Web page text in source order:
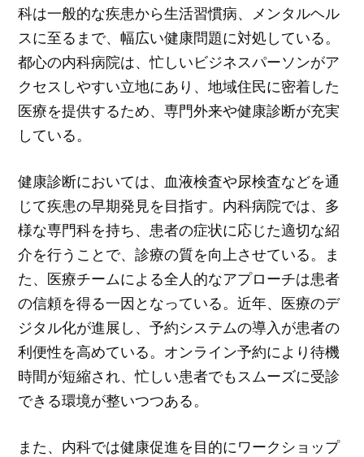
科は一般的な疾患から生活習慣病、メンタルヘル
スに至るまで、幅広い健康問題に対処している。
都心の内科病院は、忙しいビジネスパーソンがア
クセスしやすい立地にあり、地域住民に密着した
医療を提供するため、専門外来や健康診断が充実
している。
健康診断においては、血液検査や尿検査などを通
じて疾患の早期発見を目指す。内科病院では、多
様な専門科を持ち、患者の症状に応じた適切な紹
介を行うことで、診療の質を向上させている。ま
た、医療チームによる全人的なアプローチは患者
の信頼を得る一因となっている。近年、医療のデ
ジタル化が進展し、予約システムの導入が患者の
利便性を高めている。オンライン予約により待機
時間が短縮され、忙しい患者でもスムーズに受診
できる環境が整いつつある。
また、内科では健康促進を目的にワークショップ